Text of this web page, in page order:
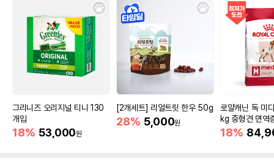
그리니즈 오리지널 티니 130
개입
18% 53,000원
[2개세트] 리얼트릿 한우 50g
28% 5,000원
로얄캐닌 독 미
kg 중형견 면역
18%